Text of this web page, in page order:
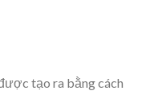
tạo ra bằng cách